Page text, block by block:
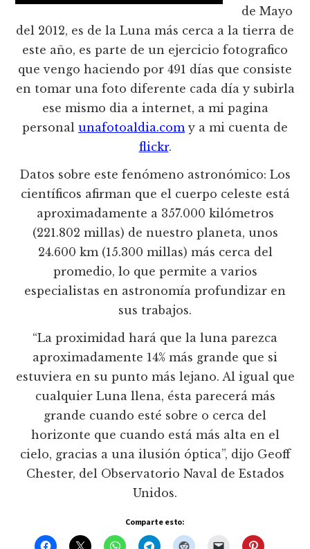
de Mayo
del 2012, es de la Luna más cerca a la tierra de
este año, es parte de un ejercicio fotografico
que vengo haciendo por 491 días que consiste
en tomar una foto diferente cada día y subirla
ese mismo dia a internet, a mi pagina
personal unafotoaldia.comy a mi cuenta de
flickr.
Datos sobre este fenómeno astronómico: Los
científicos afirman que el cuerpo celeste está
aproximadamente a 357.000 kilómetros
(221.802 millas) de nuestro planeta, unos
24.600 km (15.300 millas) más cerca del
promedio, lo que permite a varios
especialistas en astronomía profundizar en
sus trabajos.
“La proximidad hará que la luna parezca
aproximadamente 14% más grande que si
estuviera en su punto más lejano. Al igual que
cualquier Luna llena, ésta parecerá más
grande cuando esté sobre o cerca del
horizonte que cuando está más alta en el
cielo, gracias a una ilusión óptica”, dijo Geoff
Chester, del Observatorio Naval de Estados
Unidos.
Comparte esto: